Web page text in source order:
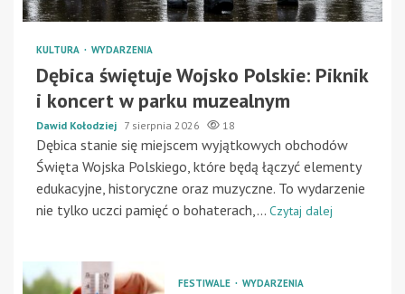
KULTURA WYDARZENIA
Dębica świętuje Wojsko Polskie: Piknik
i koncert w parku muzealnym
Dawid Kołodziej 7 sierpnia 2026 18
Dębica stanie się miejscem wyjątkowych obchodów
Święta Wojska Polskiego, które będą łączyć elementy
edukacyjne, historyczne oraz muzyczne. To wydarzenie
nie tylko uczci pamięć o bohaterach,... Czytaj dalej
FESTIWALE WYDARZENIA